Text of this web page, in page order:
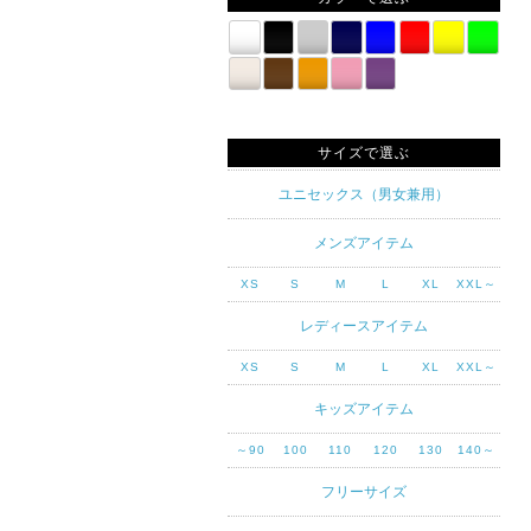
サイズで選ぶ
ユニセックス（男女兼用）
メンズアイテム
XS S M L XL XXL～
レディースアイテム
XS S M L XL XXL～
キッズアイテム
～90 100 110 120 130 140～
フリーサイズ